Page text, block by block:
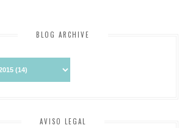
BLOG ARCHIVE
AVISO LEGAL